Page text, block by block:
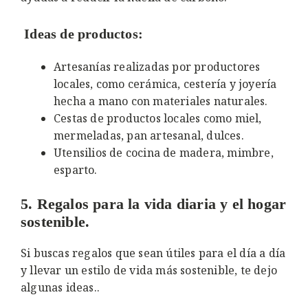
Ideas de productos:
Artesanías realizadas por productores
locales, como cerámica, cestería y joyería
hecha a mano con materiales naturales.
Cestas de productos locales como miel,
mermeladas, pan artesanal, dulces.
Utensilios de cocina de madera, mimbre,
esparto.
5. Regalos para la vida diaria y el hogar
sostenible.
Si buscas regalos que sean útiles para el día a día
y llevar un estilo de vida más sostenible, te dejo
algunas ideas..